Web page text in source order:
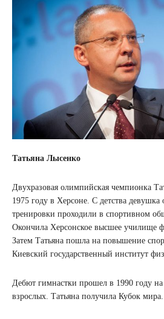
Татьяна Лысенко
Двухразовая олимпийская чемпионка
1975 году в Херсоне. С детства девушка
тренировки проходили в спортивном
Окончила Херсонское высшее училище
Затем Татьяна пошла на повышение
Киевский государственный институт
Дебют гимнастки прошел в 1990 году на
взрослых. Татьяна получила Кубок мира.